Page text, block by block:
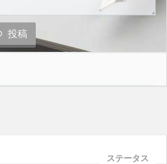
投稿
ステータス